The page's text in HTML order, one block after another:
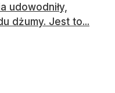
udowodniły,
dżumy. Jest to...